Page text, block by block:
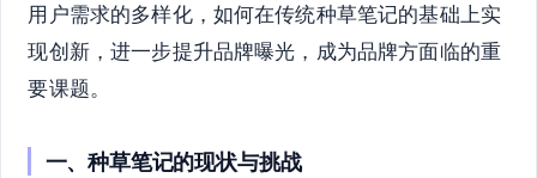
用户需求的多样化，如何在传统种草笔记的基础上实
现创新，进一步提升品牌曝光，成为品牌方面临的重
要课题。
一、种草笔记的现状与挑战